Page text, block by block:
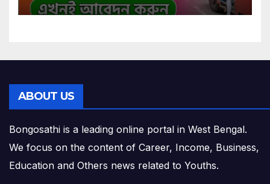
ABOUT US
Bongosathi is a leading online portal in West Bengal.
We focus on the content of Career, Income, Business,
Education and Others news related to Youths.